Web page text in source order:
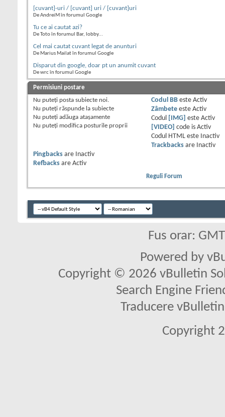
[cuvant]-uri / [cuvant] uri / [cuvant]uri
De AndreiM în forumul Google
Tu ce ai cautat azi?
De Toto în forumul Bar, lobby...
Cel mai cautat cuvant legat de anunturi
De Marius Mailat în forumul Google
Disparut din google, doar pt un anumit cuvant
De wrc în forumul Google
Permisiuni postare
Nu puteţi posta subiecte noi.
Nu puteţi răspunde la subiecte
Nu puteţi adăuga ataşamente
Nu puteţi modifica posturile proprii
Codul BBeste Activ
Zâmbeteeste Activ
Codul
[IMG] este Activ
[VIDEO]
code is Activ
Codul HTML este
Inactiv
Trackbacksare
Inactiv
Pingbacks are
Inactiv
Refbacks are Activ
Reguli Forum
Fus orar:
Powered by
Copyright © 2026 vBulletin
Search Engine
Traducere
Copyright